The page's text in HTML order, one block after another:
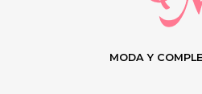
MODA Y